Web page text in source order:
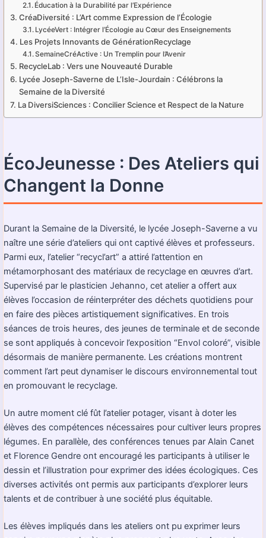
Éducation à la Durabilité par l’Expérience
CréaDiversité : L’Art comme Expression de l’Écologie
LycéeVert : Intégrer l’Écologie au Cœur des Enseignements
Les Projets Innovants de GénérationRecyclage
SemaineCréActive : Un Tremplin pour l’Avenir
RecycleLab : Vers une Nouveauté Durable
Lycée Joseph-Saverne de L’Isle-Jourdain : Célébrons la
Semaine de la Diversité
La DiversiSciences : Concilier Science et Respect de la Nature
ÉcoJeunesse : Des Ateliers qui
Changent la Donne
Durant la Semaine de la Diversité, le lycée Joseph-Saverne a vu
naître une série d’ateliers qui ont captivé élèves et professeurs.
Parmi eux, l’atelier “recycl’art” a attiré l’attention en
métamorphosant des matériaux de recyclage en œuvres d’art.
Supervisé par le plasticien Jehanno, cet atelier a offert aux
élèves l’occasion de réinterpréter des déchets quotidiens pour
en faire des pièces artistiquement significatives. En trois
séances de trois heures, des jeunes de terminale et de seconde
se sont appliqués à concevoir l’exposition “Envol coloré”, visible
désormais de manière permanente. Les créations montrent
comment l’art peut dynamiser le discours environnemental tout
en promouvant le recyclage.
Un autre moment clé fût l’atelier potager, visant à doter les
élèves des compétences nécessaires pour cultiver leurs propres
légumes. En parallèle, des conférences tenues par Alain Canet
et Florence Gendre ont encouragé les participants à utiliser le
dessin et l’illustration pour exprimer des idées écologiques. Ces
diverses activités ont permis aux participants d’explorer leurs
talents et de contribuer à une société plus équitable.
Les élèves impliqués dans les ateliers ont pu exprimer leurs